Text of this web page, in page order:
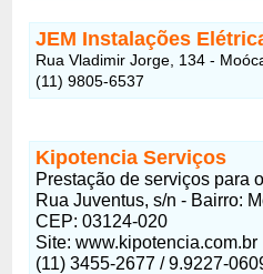
JEM Instalações
Rua Vladimir Jorge, 134 -
(11) 9805-6537
Kipotencia Serviços
Prestação de serviços para
Rua Juventus, s/n - Bairro:
CEP: 03124-020
Site: www.kipotencia.com.br
(11) 3455-2677 / 9.9227-